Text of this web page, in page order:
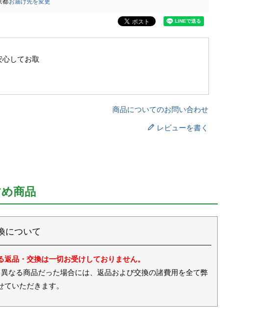
都お届け先を変更
してお取
商品についてのお問い合わせ
レビューを書く
商品
について
品・交換は一切お受けしておりません。
品だった場合には、返品および交換の諸費用を全て弊
いただきます。